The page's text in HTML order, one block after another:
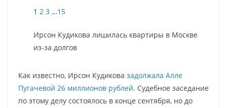
1 2 3 …15
Ирсон Кудикова лишилась квартиры в Москве
из-за долгов
Как известно, Ирсон Кудикова задолжала Алле
Пугачевой 26 миллионов рублей. Судебное заседание
по этому делу состоялось в конце сентября, но до